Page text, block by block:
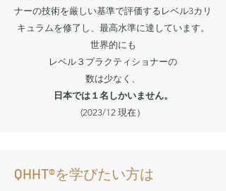
ナーの技術を厳しい基準で評価するレベル3カリ
キュラムを修了し、最高水準に達しています。
世界的にも
レベル３プラクティショナーの
数は少なく、
日本では１名しかいません。
​(2023/12 現在）
QHHT®を学びたい方は